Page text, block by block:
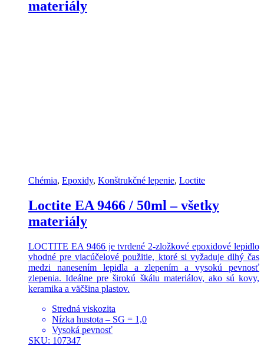
materiály
Chémia, Epoxidy, Konštrukčné lepenie, Loctite
Loctite EA 9466 / 50ml – všetky
materiály
LOCTITE EA 9466 je tvrdené 2-zložkové epoxidové lepidlo
vhodné pre viacúčelové použitie, ktoré si vyžaduje dlhý čas
medzi nanesením lepidla a zlepením a vysokú pevnosť
zlepenia. Ideálne pre širokú škálu materiálov, ako sú kovy,
keramika a väčšina plastov.
Stredná viskozita
Nízka hustota – SG = 1,0
Vysoká pevnosť
SKU: 107347